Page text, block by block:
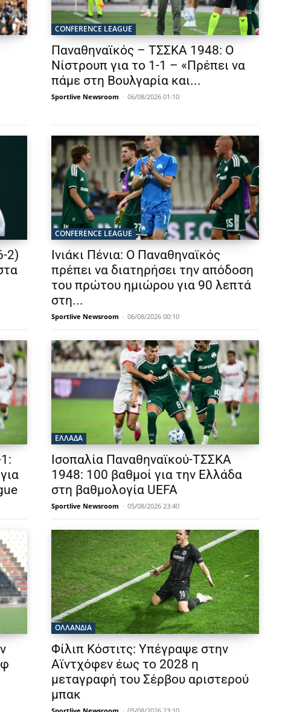
CONFERENCE LEAGUE
Παναθηναϊκός – ΤΣΣΚΑ 1948: Ο
Νίστρουπ για το 1-1 – «Πρέπει να
πάμε στη Βουλγαρία και...
Sportlive Newsroom - 06/08/2026 01:10
2)
CONFERENCE LEAGUE
Ινιάκι Πένια: Ο Παναθηναϊκός
πρέπει να διατηρήσει την απόδοση
του πρώτου ημιώρου για 90 λεπτά
στη...
Sportlive Newsroom - 06/08/2026 00:10
ΕΛΛΑΔΑ
Ισοπαλία Παναθηναϊκού-ΤΣΣΚΑ
1948: 100 βαθμοί για την Ελλάδα
στη βαθμολογία UEFA
Sportlive Newsroom - 05/08/2026 23:40
OΛΛΑΝΔΊΑ
Φίλιπ Κόστιτς: Υπέγραψε στην
Αϊντχόφεν έως το 2028 η
μεταγραφή του Σέρβου αριστερού
μπακ